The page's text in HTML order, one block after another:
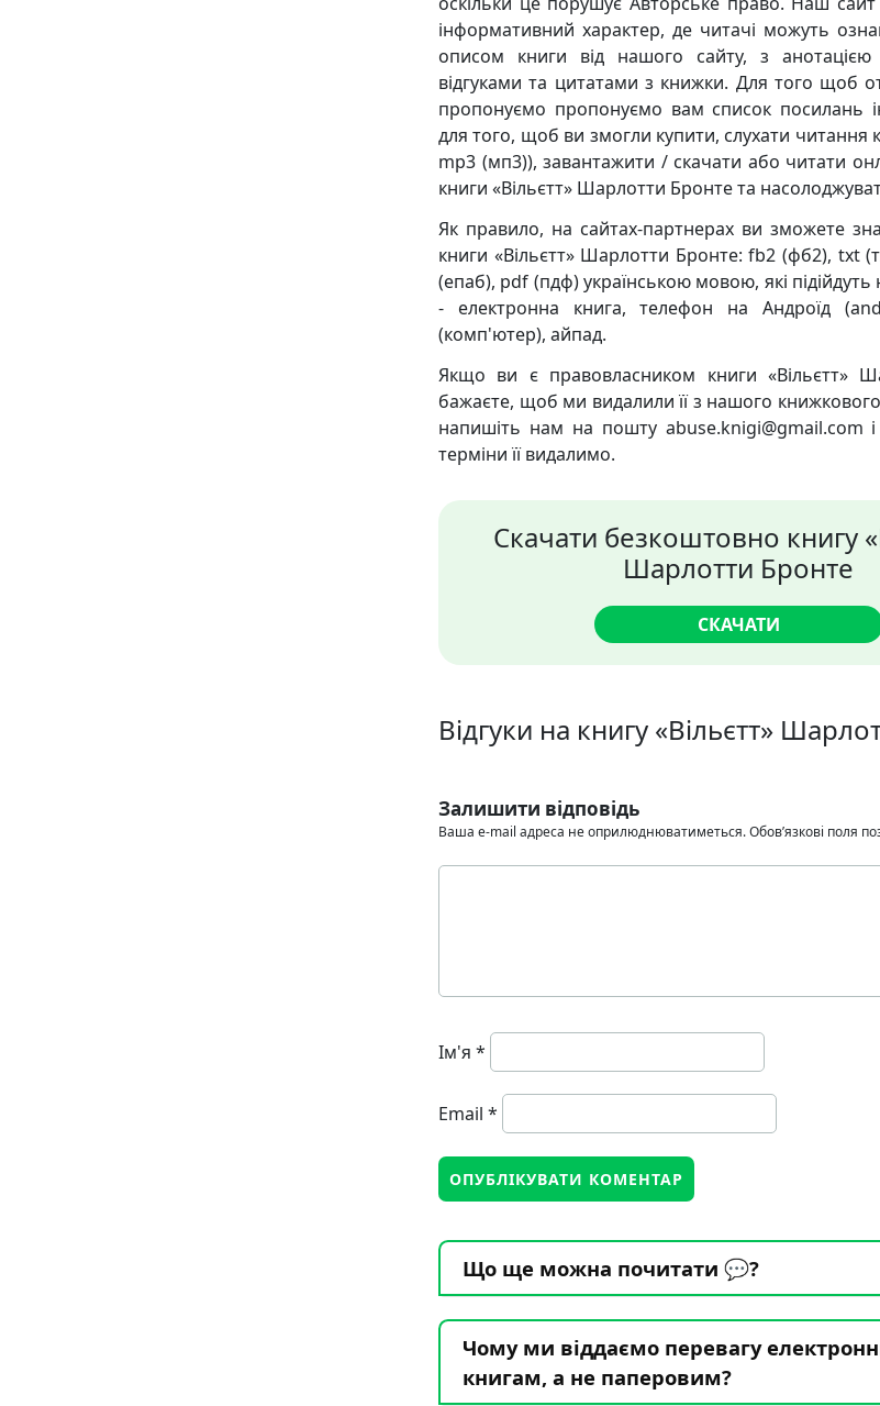
інформативний характер, де читачі можуть
описом книги від нашого сайту, з анотацією
відгуками та цитатами з книжки. Для того щоб
пропонуємо пропонуємо вам список посилань
для того, щоб ви змогли купити, слухати читання
mp3 (мп3)), завантажити / скачати або читати
книги «Вільєтт» Шарлотти Бронте та
Як правило, на сайтах-партнерах ви зможете
книги «Вільєтт» Шарлотти Бронте: fb2 (фб2), txt
(епаб), pdf (пдф) українською мовою, які підійдуть
- електронна книга, телефон на Андроїд
(комп'ютер), айпад.
Якщо ви є правовласником книги «Вільєтт»
бажаєте, щоб ми видалили її з нашого книжкового
напишіть нам на пошту abuse.knigi@gmail.com
терміни її видалимо.
Скачати безкоштовно книгу
Шарлотти Бронте
СКАЧАТИ
Відгуки на книгу «Вільєтт»
Залишити відповідь
Ваша e-mail адреса не оприлюднюватиметься.Обов’язкові поля
Ім'я *
Email *
Що ще можна почитати 💬?
Чому ми віддаємо перевагу
книгам, а не паперовим?